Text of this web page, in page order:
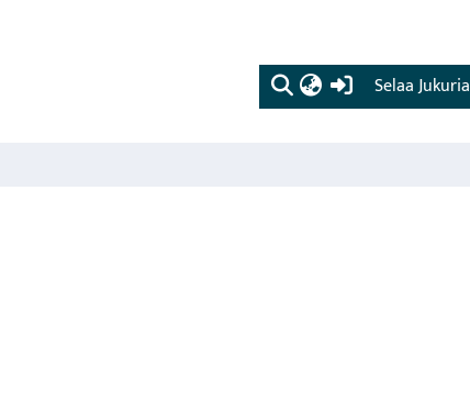
(current)
Selaa Jukuria